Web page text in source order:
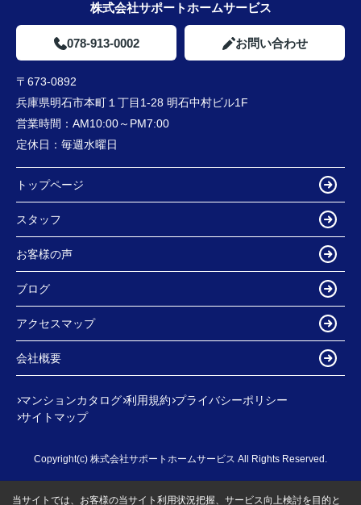
株式会社サポートホームサービス
078-913-0002 お問い合わせ
〒673-0892
兵庫県明石市本町１丁目1-28 明石中村ビル1F
営業時間： AM10:00～PM7:00
定休日： 毎週水曜日
トップページ
スタッフ
お客様の声
ブログ
アクセスマップ
会社概要
マンションカタログ 利用規約 プライバシーポリシー
サイトマップ
Copyright(c) 株式会社サポートホームサービス All Rights Reserved.
当サイトでは、お客様の当サイト利用状況把握、サービス向上検討を目的と